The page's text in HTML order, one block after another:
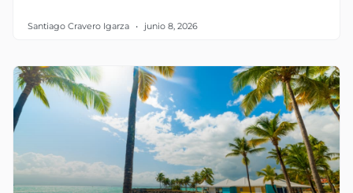
Santiago Cravero Igarza junio 8, 2026